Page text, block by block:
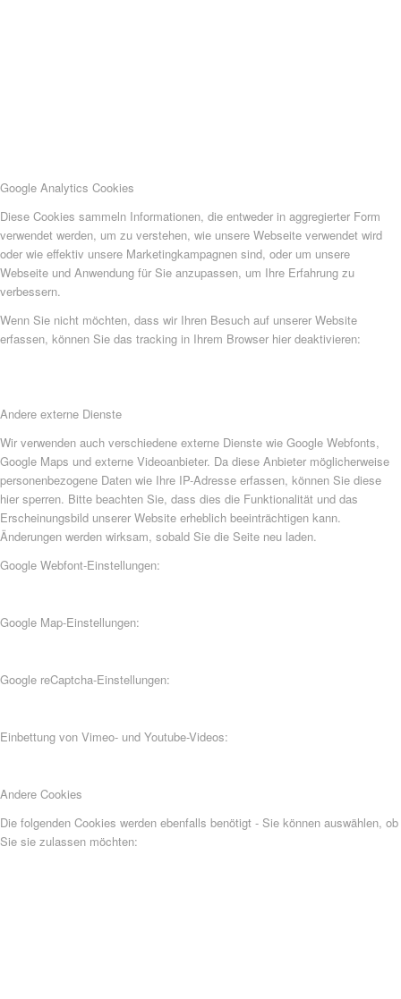
Google Analytics Cookies
Diese Cookies sammeln Informationen, die entweder in aggregierter Form
verwendet werden, um zu verstehen, wie unsere Webseite verwendet wird
oder wie effektiv unsere Marketingkampagnen sind, oder um unsere
Webseite und Anwendung für Sie anzupassen, um Ihre Erfahrung zu
verbessern.
Wenn Sie nicht möchten, dass wir Ihren Besuch auf unserer Website
erfassen, können Sie das tracking in Ihrem Browser hier deaktivieren:
Andere externe Dienste
Wir verwenden auch verschiedene externe Dienste wie Google Webfonts,
Google Maps und externe Videoanbieter. Da diese Anbieter möglicherweise
personenbezogene Daten wie Ihre IP-Adresse erfassen, können Sie diese
hier sperren. Bitte beachten Sie, dass dies die Funktionalität und das
Erscheinungsbild unserer Website erheblich beeinträchtigen kann.
Änderungen werden wirksam, sobald Sie die Seite neu laden.
Google Webfont-Einstellungen:
Google Map-Einstellungen:
Google reCaptcha-Einstellungen:
Einbettung von Vimeo- und Youtube-Videos:
Andere Cookies
Die folgenden Cookies werden ebenfalls benötigt - Sie können auswählen, ob
Sie sie zulassen möchten: